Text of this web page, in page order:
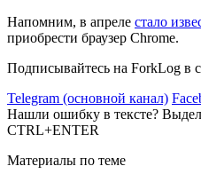
Напомним, в апреле стало
приобрести браузер Chrome.
Подписывайтесь на ForkLog в
Telegram (основной канал)
Нашли ошибку в тексте?
CTRL+ENTER
Материалы по теме